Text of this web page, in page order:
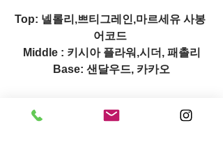
Top: 넬롤리,쁘티그레인,마르세유 사봉
어코드
Middle : 키시아 플라워,시더, 패촐리
Base: 샌달우드, 카카오
된 샌달우드와 카시아 플라워는 IFF사의